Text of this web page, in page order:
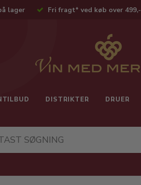
lager Fri fragt* ved køb over 499,-
DISTRIKTER DRUER